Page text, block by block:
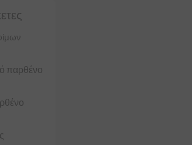
παρθένο